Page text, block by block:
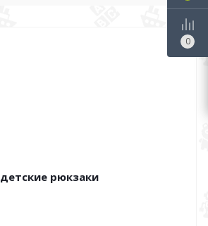
детские рюкзаки
0